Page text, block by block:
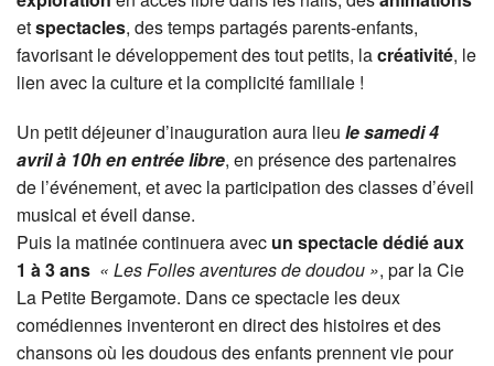
etspectacles, des temps partagés parents-enfants,
favorisant le développement des tout petits, lacréativité, le
lien avec la culture et la complicité familiale !
Un petit déjeuner d’inauguration aura lieu le samedi 4
avril à 10h en entrée libre, en présence des partenaires
de l’événement, et avec la participation des classes d’éveil
musical et éveil danse.
Puis la matinée continuera avec un spectacle dédié aux
1 à 3 ans « Les Folles aventures de doudou », par la Cie
La Petite Bergamote. Dans ce spectacle les deux
comédiennes inventeront en direct des histoires et des
chansons où les doudous des enfants prennent vie pour